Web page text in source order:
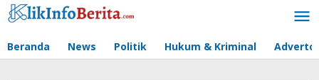
Lewati
ke
Beranda News Politik Hukum & Kriminal